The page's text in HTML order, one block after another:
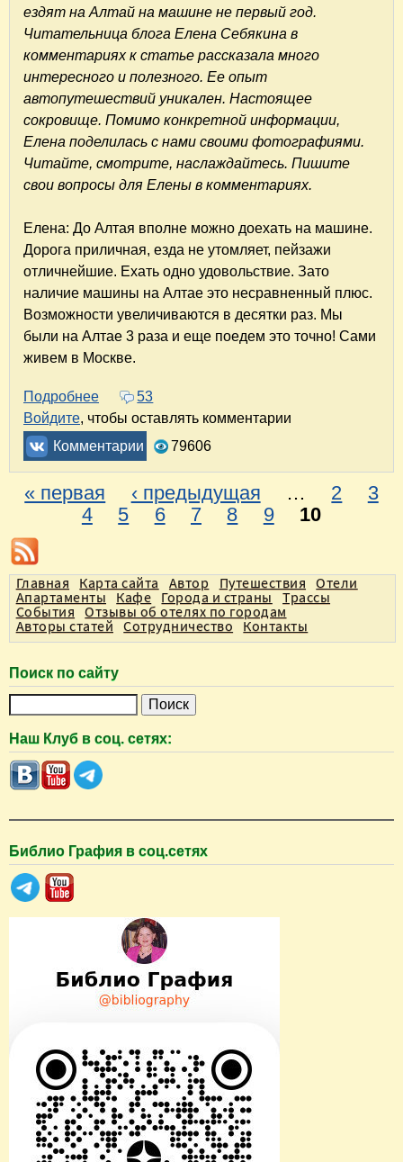
ездят на Алтай на машине не первый год.
Читательница блога Елена Себякина в
комментариях к статье рассказала много
интересного и полезного. Ее опыт
автопутешествий уникален. Настоящее
сокровище. Помимо конкретной информации,
Елена поделилась с нами своими фотографиями.
Читайте, смотрите, наслаждайтесь. Пишите
свои вопросы для Елены в комментариях.
Елена: До Алтая вполне можно доехать на машине.
Дорога приличная, езда не утомляет, пейзажи
отличнейшие. Ехать одно удовольствие. Зато
наличие машины на Алтае это несравненный плюс.
Возможности увеличиваются в десятки раз. Мы
были на Алтае 3 раза и еще поедем это точно! Сами
живем в Москве.
Подробнее о До Алтая на машине: как доехать и что
53
Войдите, чтобы оставлять комментарии
Комментарии
79606
т
р
а
н
и
ц
ы
« первая ‹ предыдущая … 2
3
4
5 6 7 8 9 10
Главная Карта сайта Автор Путешествия
Отели
Апартаменты
Кафе Города и страны
Трассы
События
Отзывы об отелях по городам
Авторы статей
Сотрудничество Контакты
Поиск по сайту
и
с
к
Наш Клуб в соц. сетях:
Библио Графия в соц.сетях